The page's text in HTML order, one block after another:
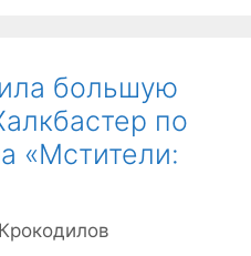
большую
по
«Мстители: